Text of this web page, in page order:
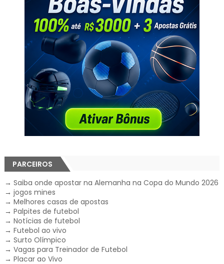
PARCEIROS
→ Saiba onde apostar na Alemanha na Copa do Mundo 2026
→ jogos mines
→ Melhores casas de apostas
→ Palpites de futebol
→ Notícias de futebol
→ Futebol ao vivo
→ Surto Olímpico
→ Vagas para Treinador de Futebol
→ Placar ao Vivo